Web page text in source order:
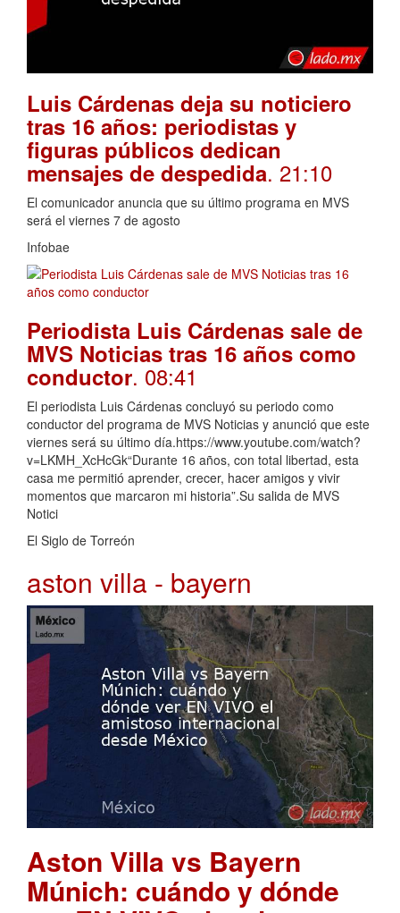
Luis Cárdenas deja su noticiero
tras 16 años: periodistas y
figuras públicos dedican
mensajes de despedida. 21:10
El comunicador anuncia que su último programa en MVS
será el viernes 7 de agosto
Infobae
Periodista Luis Cárdenas sale de
MVS Noticias tras 16 años como
conductor. 08:41
El periodista Luis Cárdenas concluyó su periodo como
conductor del programa de MVS Noticias y anunció que este
viernes será su último día.https://www.youtube.com/watch?
v=LKMH_XcHcGk“Durante 16 años, con total libertad, esta
casa me permitió aprender, crecer, hacer amigos y vivir
momentos que marcaron mi historia”.Su salida de MVS
Notici
El Siglo de Torreón
aston villa - bayern
Aston Villa vs Bayern
Múnich: cuándo y dónde